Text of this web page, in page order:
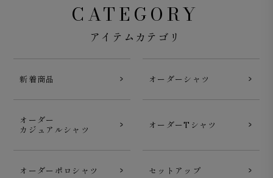
CATEGORY
アイテムカテゴリ
新着商品 オーダーシャツ
オーダー
カジュアルシャツ
オーダーTシャツ
オーダーポロシャツ セットアップ